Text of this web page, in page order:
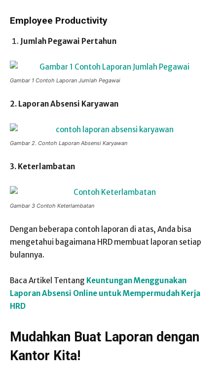
Employee Productivity
Jumlah Pegawai Pertahun
Gambar 1 Contoh Laporan Jumlah Pegawai
2. Laporan Absensi Karyawan
Gambar 2. Contoh Laporan Absensi Karyawan
3. Keterlambatan
Gambar 3 Contoh Keterlambatan
Dengan beberapa contoh laporan di atas, Anda bisa
mengetahui bagaimana HRD membuat laporan setiap
bulannya.
Baca Artikel Tentang Keuntungan Menggunakan
Laporan Absensi Online untuk Mempermudah Kerja
HRD
Mudahkan Buat Laporan dengan
Kantor Kita!